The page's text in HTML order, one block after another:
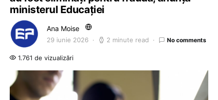
ministerul Educației
Ana Moise
29 iunie 2026 2 minute read No comments
1.761 de vizualizări